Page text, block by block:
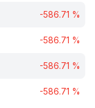
-586.71 %
-586.71 %
-586.71 %
-586.71 %